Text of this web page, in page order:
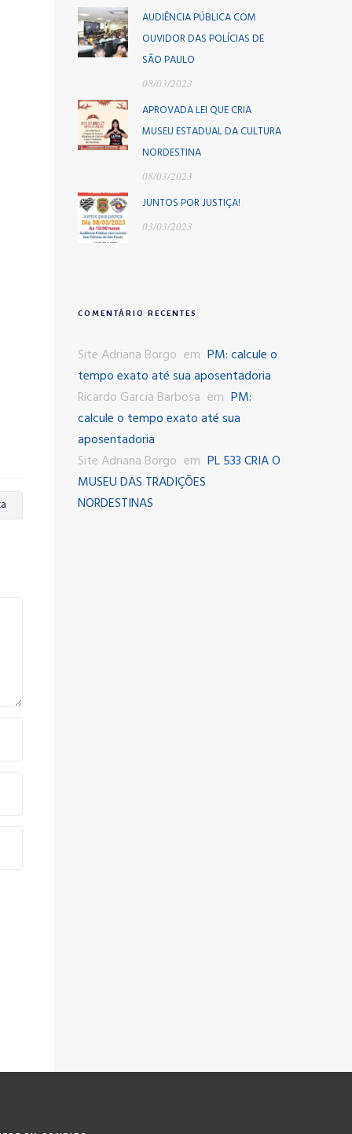
AUDIÊNCIA PÚBLICA COM
OUVIDOR DAS POLÍCIAS DE
SÃO PAULO
08/03/2023
APROVADA LEI QUE CRIA
MUSEU ESTADUAL DA CULTURA
NORDESTINA
08/03/2023
JUNTOS POR JUSTIÇA!
03/03/2023
COMENTÁRIO RECENTES
Site Adriana Borgo em PM: calcule o
tempo exato até sua aposentadoria
Ricardo Garcia Barbosa em PM:
calcule o tempo exato até sua
aposentadoria
Site Adriana Borgo em PL 533 CRIA O
MUSEU DAS TRADIÇÕES
NORDESTINAS